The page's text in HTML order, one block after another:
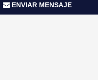
ENVIAR MENSAJE